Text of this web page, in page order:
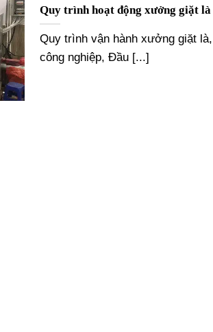
Quy trình hoạt động xưởng giặt
Quy trình vận hành xưởng giặt
công nghiệp, Đầu [...]